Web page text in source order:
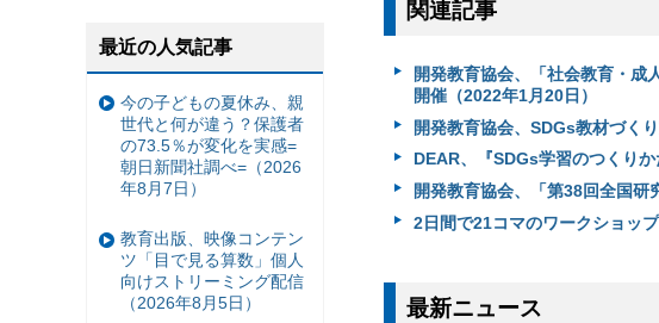
関連記事
開発教育協会、「社会教育・成
開催（2022年1月20日）
開発教育協会、SDGs教材づく
DEAR、『SDGs学習のつくり
開発教育協会、「第38回全国研
2日間で21コマのワークショッ
最新ニュース
最近の人気記事
今の子どもの夏休み、親
世代と何が違う？保護者
の73.5％が変化を実感=
朝日新聞社調べ=（2026
年8月7日）
教育出版、映像コンテン
ツ「目で見る算数」個人
向けストリーミング配信
（2026年8月5日）